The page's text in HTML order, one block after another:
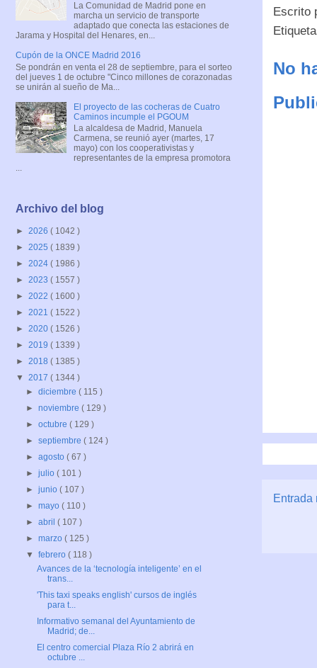
Escrito
No
Entrada
La Comunidad de Madrid pone en
marcha un servicio de transporte
adaptado que conecta las estaciones de
Jarama y Hospital del Henares, en...
Cupón de la ONCE Madrid 2016
Se pondrán en venta el 28 de septiembre, para el sorteo
del jueves 1 de octubre "Cinco millones de corazonadas
se unirán al sueño de Ma...
El proyecto de las cocheras de Cuatro
Caminos incumple el PGOUM
La alcaldesa de Madrid, Manuela
Carmena, se reunió ayer (martes, 17
mayo) con los cooperativistas y
representantes de la empresa promotora
...
Archivo del blog
► 2026 ( 1042 )
► 2025 ( 1839 )
► 2024 ( 1986 )
► 2023 ( 1557 )
► 2022 ( 1600 )
► 2021 ( 1522 )
► 2020 ( 1526 )
► 2019 ( 1339 )
► 2018 ( 1385 )
▼ 2017 ( 1344 )
►diciembre( 115 )
►noviembre( 129 )
►octubre( 129 )
►septiembre( 124 )
►agosto( 67 )
►julio( 101 )
►junio( 107 )
►mayo( 110 )
►abril( 107 )
►marzo( 125 )
▼febrero( 118 )
Avances de la ‘tecnología inteligente’ en el
trans...
'This taxi speaks english' cursos de inglés
para t...
Informativo semanal del Ayuntamiento de
Madrid; de...
El centro comercial Plaza Río 2 abrirá en
octubre ...